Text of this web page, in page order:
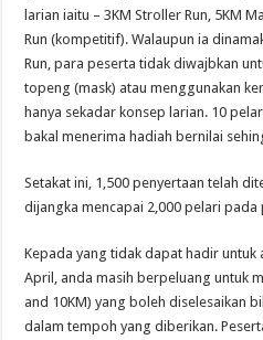
larian iaitu – 3KM Stroller Run, 5KM
Run (kompetitif). Walaupun ia
Run, para peserta tidak diwajbkan
topeng (mask) atau menggunakan
hanya sekadar konsep larian. 10
bakal menerima hadiah bernilai
Setakat ini, 1,500 penyertaan telah
dijangka mencapai 2,000 pelari
Kepada yang tidak dapat hadir untuk
April, anda masih berpeluang untuk
and 10KM) yang boleh diselesaikan
dalam tempoh yang diberikan.